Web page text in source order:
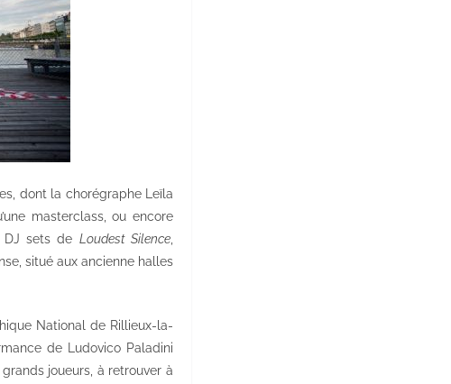
dont la chorégraphe Leïla
masterclass, ou encore
sets de Loudest Silence
situé aux ancienne halles
National de Rillieux-la-
de Ludovico Paladini
joueurs, à retrouver à